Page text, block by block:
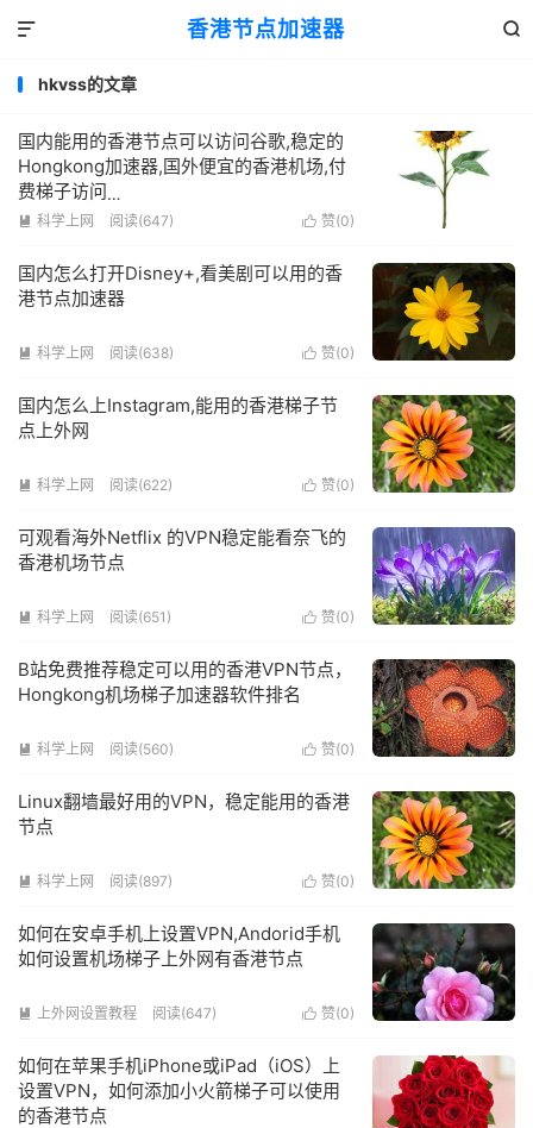
香港节点加速器 

hkvss的文章
国内能用的香港节点可以访问谷歌,稳定的
Hongkong加速器,国外便宜的香港机场,付
费梯子访问
tiktok,youtube,facebook,twitter
 赞(0)
 科学上网 阅读(647)
国内怎么打开Disney+,看美剧可以用的香
港节点加速器
 赞(0)
 科学上网 阅读(638)
国内怎么上Instagram,能用的香港梯子节
点上外网
 赞(0)
 科学上网 阅读(622)
可观看海外Netflix 的VPN稳定能看奈飞的
香港机场节点
 赞(0)
 科学上网 阅读(651)
B站免费推荐稳定可以用的香港VPN节点，
Hongkong机场梯子加速器软件排名
 赞(0)
 科学上网 阅读(560)
Linux翻墙最好用的VPN，稳定能用的香港
节点
 赞(0)
 科学上网 阅读(897)
如何在安卓手机上设置VPN,Andorid手机
如何设置机场梯子上外网有香港节点
 赞(0)
 上外网设置教程 阅读(647)
如何在苹果手机iPhone或iPad（iOS）上
设置VPN，如何添加小火箭梯子可以使用
的香港节点